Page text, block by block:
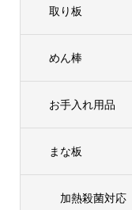
取り板
めん棒
お手入れ用品
まな板
加熱殺菌対応